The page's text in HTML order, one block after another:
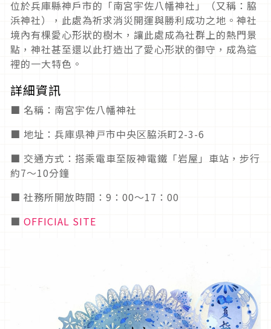
位於兵庫縣神戶市的「南宮宇佐八幡神社」（又稱：脇
浜神社），此處為祈求消災開運與勝利成功之地。神社
境內有棵愛心形狀的樹木，讓此處成為社群上的熱門景
點，神社甚至還以此打造出了愛心形狀的御守，成為這
裡的一大特色。
詳細資訊
■ 名稱：南宮宇佐八幡神社
■ 地址：兵庫県神戸市中央区脇浜町2-3-6
■ 交通方式：搭乘電車至阪神電鐵「岩屋」車站，步行
約7～10分鐘
■ 社務所開放時間：9：00～17：00
■ OFFICIAL SITE